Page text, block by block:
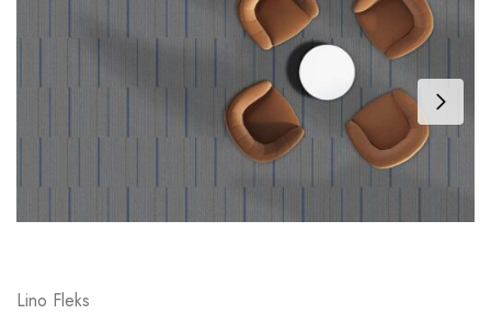
Lino Fleks